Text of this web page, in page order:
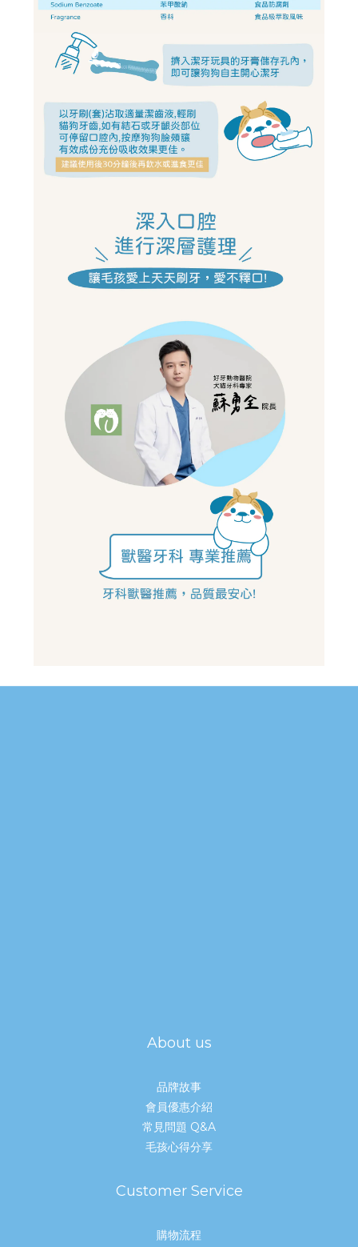
About us
品牌故事
會員優惠介紹
常見問題 Q&A
毛孩心得分享
Customer Service
購物流程